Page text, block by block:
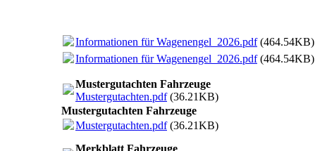
Informationen für Wagenengel_2026.pdf(464.54KB)
Informationen für Wagenengel_2026.pdf(464.54KB)
Mustergutachten Fahrzeuge
Mustergutachten.pdf(36.21KB)
Mustergutachten Fahrzeuge
Mustergutachten.pdf(36.21KB)